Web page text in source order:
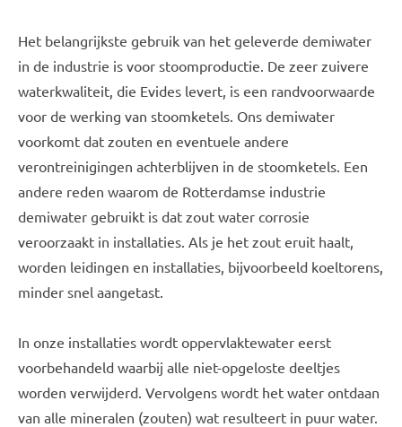
Het belangrijkste gebruik van het geleverde demiwater
in de industrie is voor stoomproductie. De zeer zuivere
waterkwaliteit, die Evides levert, is een randvoorwaarde
voor de werking van stoomketels. Ons demiwater
voorkomt dat zouten en eventuele andere
verontreinigingen achterblijven in de stoomketels. Een
andere reden waarom de Rotterdamse industrie
demiwater gebruikt is dat zout water corrosie
veroorzaakt in installaties. Als je het zout eruit haalt,
worden leidingen en installaties, bijvoorbeeld koeltorens,
minder snel aangetast.
In onze installaties wordt oppervlaktewater eerst
voorbehandeld waarbij alle niet-opgeloste deeltjes
worden verwijderd. Vervolgens wordt het water ontdaan
van alle mineralen (zouten) wat resulteert in puur water.